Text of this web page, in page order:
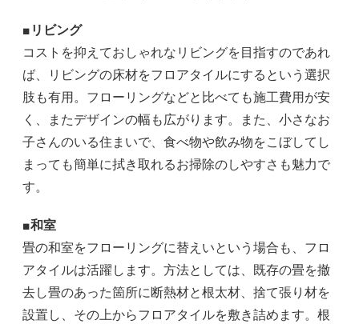
■リビング
コストを抑えておしゃれなリビングを目指すのであれ
ば、リビングの床材をフロアタイルにするという選択
肢も有用。フローリングなどと比べても施工費用が安
く、またデザインの幅も広がります。また、小さなお
子さんのいる住まいで、食べ物や飲み物をこぼしてし
まっても簡単に拭き取れるお掃除のしやすさも魅力で
す。
■和室
畳の和室をフローリングに替えいという場合も、フロ
アタイルは活躍します。方法としては、既存の畳を撤
去し畳のあった箇所に断熱材と根太材、捨て張り材を
設置し、その上からフロアタイルを敷き詰めます。根